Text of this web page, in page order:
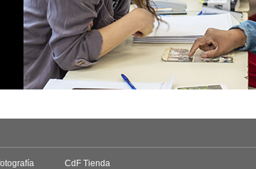
CdF Tienda